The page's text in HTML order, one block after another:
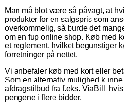
Man må blot være så påvagt, at
produkter for en salgspris som
overkommelig, så burde det
om en fup online shop. Køb med
et reglement, hvilket begunstiger
forretninger på nettet.
Vi anbefaler køb med kort eller
Som en alternativ mulighed
afdragstilbud fra f.eks. ViaBill,
pengene i flere bidder.